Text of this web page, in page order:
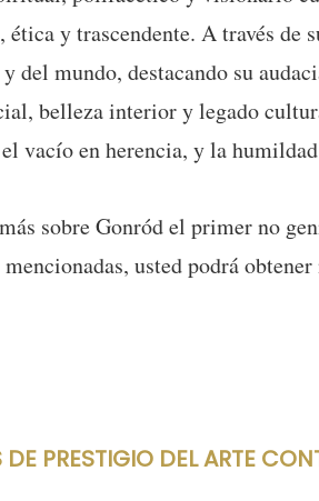
y trascendente. A través
del mundo, destacando su
belleza interior y legado
vacío en herencia, y la
sobre Gonród el primer no
usted podrá
PRESTIGIO DEL ARTE